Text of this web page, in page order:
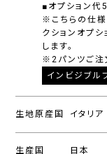
■オプション
※こちらの仕様
クションオプ
します。
※2パンツご注
インビジブル
生地原産国 イタリア
生産国 日本